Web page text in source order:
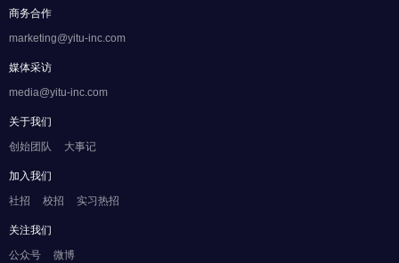
商务合作
marketing@yitu-inc.com
媒体采访
media@yitu-inc.com
关于我们
创始团队
大事记
加入我们
社招
校招 实习热招
关注我们
公众号
微博